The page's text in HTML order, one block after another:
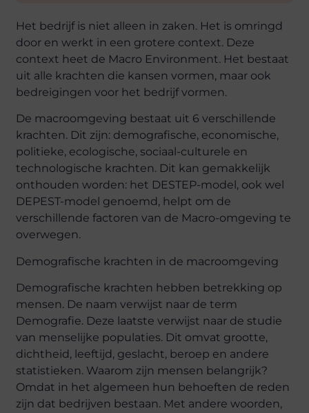
Het bedrijf is niet alleen in zaken. Het is omringd
door en werkt in een grotere context. Deze
context heet de Macro Environment. Het bestaat
uit alle krachten die kansen vormen, maar ook
bedreigingen voor het bedrijf vormen.
De macroomgeving bestaat uit 6 verschillende
krachten. Dit zijn: demografische, economische,
politieke, ecologische, sociaal-culturele en
technologische krachten. Dit kan gemakkelijk
onthouden worden: het DESTEP-model, ook wel
DEPEST-model genoemd, helpt om de
verschillende factoren van de Macro-omgeving te
overwegen.
Demografische krachten in de macroomgeving
Demografische krachten hebben betrekking op
mensen. De naam verwijst naar de term
Demografie. Deze laatste verwijst naar de studie
van menselijke populaties. Dit omvat grootte,
dichtheid, leeftijd, geslacht, beroep en andere
statistieken. Waarom zijn mensen belangrijk?
Omdat in het algemeen hun behoeften de reden
zijn dat bedrijven bestaan. Met andere woorden,